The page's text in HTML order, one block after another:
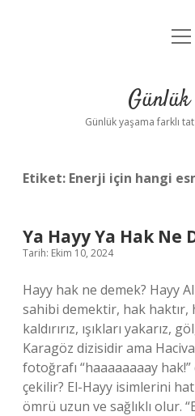
Yasal
Günlük yaşama farklı
Etiket: Enerji için hangi
Ya Hayy Ya Hak Ne
Tarih: Ekim 10, 2024
Hayy hak ne demek? Hayy
sahibi demektir, hak haktır,
kaldırırız, ışıkları yakarız,
Karagöz dizisidir ama
fotoğrafı “haaaaaaaay
çekilir? El-Hayy isimlerini
ömrü uzun ve sağlıklı olur.